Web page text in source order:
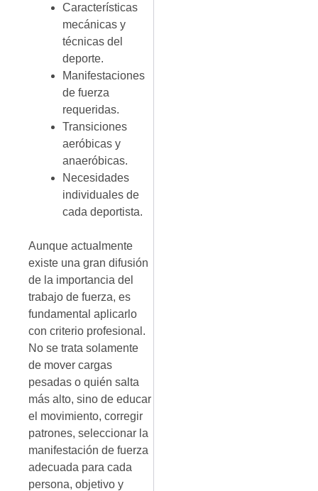
Características
mecánicas y
técnicas del
deporte.
Manifestaciones
de fuerza
requeridas.
Transiciones
aeróbicas y
anaeróbicas.
Necesidades
individuales de
cada deportista.
Aunque actualmente
existe una gran difusión
de la importancia del
trabajo de fuerza, es
fundamental aplicarlo
con criterio profesional.
No se trata solamente
de mover cargas
pesadas o quién salta
más alto, sino de educar
el movimiento, corregir
patrones, seleccionar la
manifestación de fuerza
adecuada para cada
persona, objetivo y